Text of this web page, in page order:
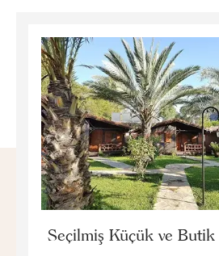
Seçilmiş Küçük ve